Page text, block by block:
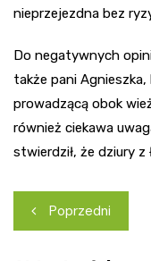
nieprzejezdna bez
Do negatywnych
także pani Agnieszka,
prowadzącą obok
również ciekawa
stwierdził, że dziury
Nawigacja
wpisu
Poprzedni